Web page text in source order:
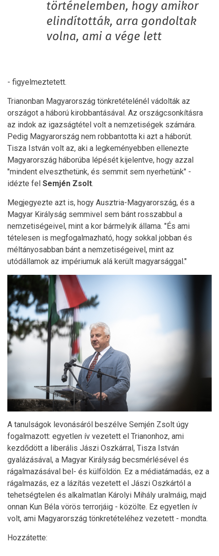
történelemben, hogy amikor
elindították, arra gondoltak
volna, ami a vége lett
- figyelmeztetett.
Trianonban Magyarország tönkretételénél vádolták az
országot a háború kirobbantásával. Az országcsonkításra
az indok az igazságtétel volt a nemzetiségek számára.
Pedig Magyarország nem robbantotta ki azt a háborút.
Tisza István volt az, aki a legkeményebben ellenezte
Magyarország háborúba lépését kijelentve, hogy azzal
"mindent elveszthetünk, és semmit sem nyerhetünk" -
idézte fel Semjén Zsolt.
Megjegyezte azt is, hogy Ausztria-Magyarország, és a
Magyar Királyság semmivel sem bánt rosszabbul a
nemzetiségeivel, mint a kor bármelyik állama. "És ami
tételesen is megfogalmazható, hogy sokkal jobban és
méltányosabban bánt a nemzetiségeivel, mint az
utódállamok az impériumuk alá került magyarsággal."
A tanulságok levonásáról beszélve Semjén Zsolt úgy
fogalmazott: egyetlen ív vezetett el Trianonhoz, ami
kezdődött a liberális Jászi Oszkárral, Tisza István
gyalázásával, a Magyar Királyság becsmérlésével és
rágalmazásával bel- és külföldön. Ez a médiatámadás, ez a
rágalmazás, ez a lázítás vezetett el Jászi Oszkártól a
tehetségtelen és alkalmatlan Károlyi Mihály uralmáig, majd
onnan Kun Béla vörös terrorjáig - közölte. Ez egyetlen ív
volt, ami Magyarország tönkretételéhez vezetett - mondta.
Hozzátette: